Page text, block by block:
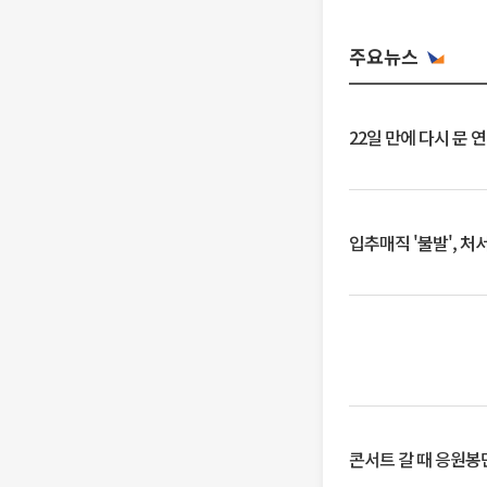
주요뉴스
22일 만에 다시 문
입추매직 '불발', 처
콘서트 갈 때 응원